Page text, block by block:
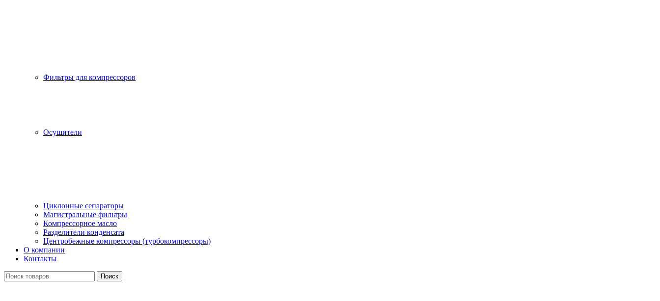
Фильтры для компрессоров
Осушители
Циклонные сепараторы
Магистральные фильтры
Компрессорное масло
Разделители конденсата
Центробежные компрессоры (турбокомпрессоры)
О компании
Контакты
Поиск